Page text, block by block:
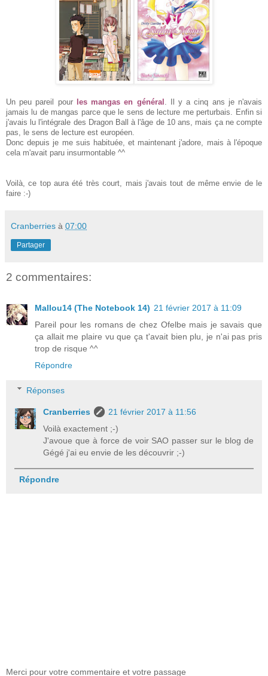
Un peu pareil pour les mangas en général
. Il y a cinq ans je n'avais
jamais lu de mangas parce que le sens de lecture me perturbais. Enfin si
j'avais lu l'intégrale des Dragon Ball à l'âge de 10 ans, mais ça ne compte
pas, le sens de lecture est européen.
Donc depuis je me suis habituée, et maintenant j'adore, mais à l'époque
cela m'avait paru insurmontable ^^
Voilà, ce top aura été très court, mais j'avais tout de même envie de le
faire :-)
Cranberries à 07:00
Partager
2 commentaires:
Mallou14 (The Notebook 14) 21 février 2017 à 11:09
Pareil pour les romans de chez Ofelbe mais je savais que
ça allait me plaire vu que ça t'avait bien plu, je n'ai pas pris
trop de risque ^^
Répondre
Réponses
Cranberries
21 février 2017 à 11:56
Voilà exactement ;-)
J'avoue que à force de voir SAO passer sur le blog de
Gégé j'ai eu envie de les découvrir ;-)
Répondre
Merci pour votre commentaire et votre passage